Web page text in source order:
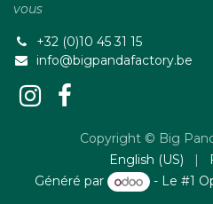
vous
+32 (0)10 45 31 15
info@bigpandafactory.be
Copyright © Big
English (US)
Généré par
- Le #1